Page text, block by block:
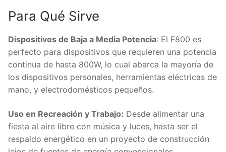
Para Qué Sirve
Dispositivos de Baja a Media Potencia: El F800 es
perfecto para dispositivos que requieren una potencia
continua de hasta 800W, lo cual abarca la mayoría de
los dispositivos personales, herramientas eléctricas de
mano, y electrodomésticos pequeños.
Uso en Recreación y Trabajo: Desde alimentar una
fiesta al aire libre con música y luces, hasta ser el
respaldo energético en un proyecto de construcción